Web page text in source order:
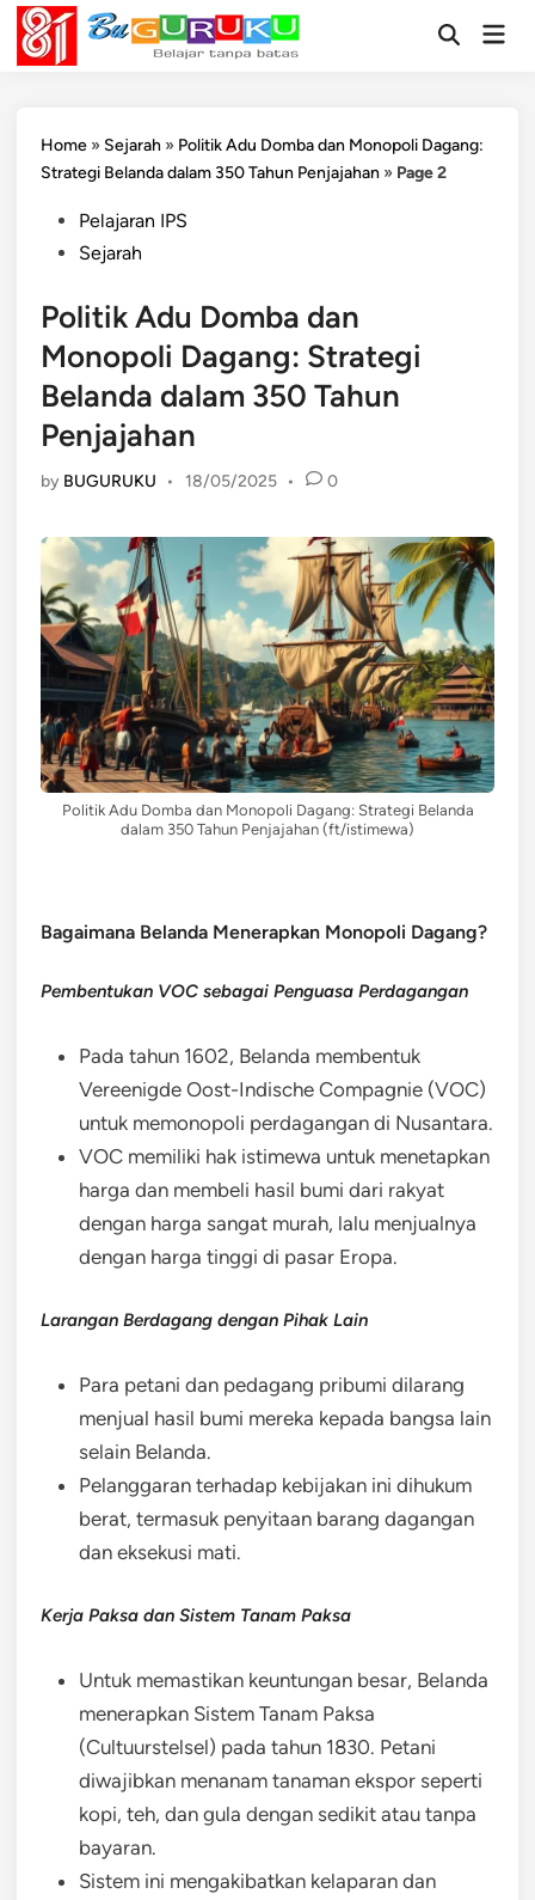
Skip
content
OpenMain
Home » Sejarah » Politik Adu Domba dan Monopoli Dagang:
Strategi Belanda dalam 350 Tahun Penjajahan » Page 2
PostedPelajaran IPS
Sejarah
Politik Adu Domba dan
Monopoli Dagang: Strategi
Belanda dalam 350 Tahun
Penjajahan
by BUGURUKU • 18/05/2025 • 0
Politik Adu Domba dan Monopoli Dagang: Strategi Belanda
dalam 350 Tahun Penjajahan (ft/istimewa)
Bagaimana Belanda Menerapkan Monopoli Dagang?
Pembentukan VOC sebagai Penguasa Perdagangan
Pada tahun 1602, Belanda membentuk
Vereenigde Oost-Indische Compagnie (VOC)
untuk memonopoli perdagangan di Nusantara.
VOC memiliki hak istimewa untuk menetapkan
harga dan membeli hasil bumi dari rakyat
dengan harga sangat murah, lalu menjualnya
dengan harga tinggi di pasar Eropa.
Larangan Berdagang dengan Pihak Lain
Para petani dan pedagang pribumi dilarang
menjual hasil bumi mereka kepada bangsa lain
selain Belanda.
Pelanggaran terhadap kebijakan ini dihukum
berat, termasuk penyitaan barang dagangan
dan eksekusi mati.
Kerja Paksa dan Sistem Tanam Paksa
Untuk memastikan keuntungan besar, Belanda
menerapkan Sistem Tanam Paksa
(Cultuurstelsel) pada tahun 1830. Petani
diwajibkan menanam tanaman ekspor seperti
kopi, teh, dan gula dengan sedikit atau tanpa
bayaran.
Sistem ini mengakibatkan kelaparan dan